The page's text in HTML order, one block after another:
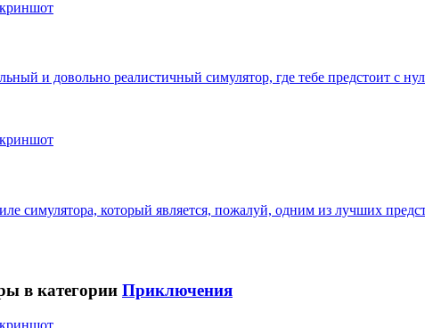
и довольно реалистичный симулятор, где тебе предстоит с
симулятора, который является, пожалуй, одним из лучших
в категории Приключения